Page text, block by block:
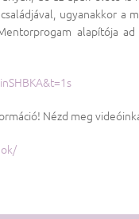
ugyanakkor a
alapítója ad
Nézd meg